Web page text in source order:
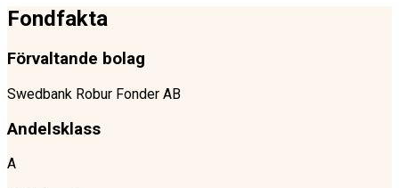
Fondfakta
Förvaltande bolag
Swedbank Robur Fonder AB
Andelsklass
A